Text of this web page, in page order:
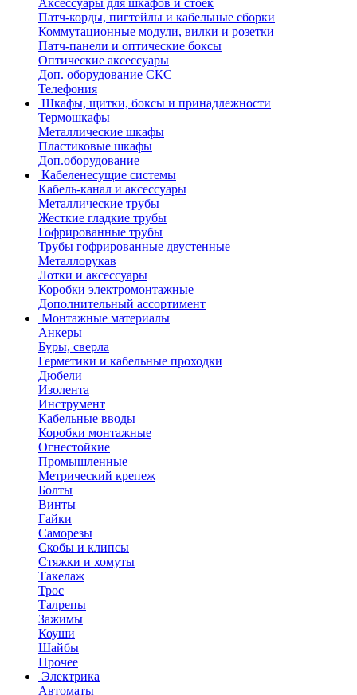
Аксессуары для шкафов и стоек
Патч-корды, пигтейлы и кабельные сборки
Коммутационные модули, вилки и розетки
Патч-панели и оптические боксы
Оптические аксессуары
Доп. оборудование СКС
Телефония
Шкафы, щитки, боксы и принадлежности
Термошкафы
Металлические шкафы
Пластиковые шкафы
Доп.оборудование
Кабеленесущие системы
Кабель-канал и аксессуары
Металлические трубы
Жесткие гладкие трубы
Гофрированные трубы
Трубы гофрированные двустенные
Металлорукав
Лотки и аксессуары
Коробки электромонтажные
Дополнительный ассортимент
Монтажные материалы
Анкеры
Буры, сверла
Герметики и кабельные проходки
Дюбели
Изолента
Инструмент
Кабельные вводы
Коробки монтажные
Огнестойкие
Промышленные
Метрический крепеж
Болты
Винты
Гайки
Саморезы
Скобы и клипсы
Стяжки и хомуты
Такелаж
Трос
Талрепы
Зажимы
Коуши
Шайбы
Прочее
Электрика
Автоматы